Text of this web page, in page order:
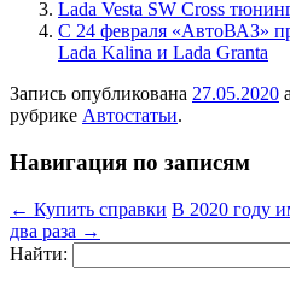
Lada Vesta SW Cross
С 24 февраля «АвтоВАЗ»
Lada Kalina и Lada Granta
Запись опубликована 27.05.2020
рубрике Автостатьи.
Навигация по записям
← Купить справки В 2020 году
два раза →
Найти: